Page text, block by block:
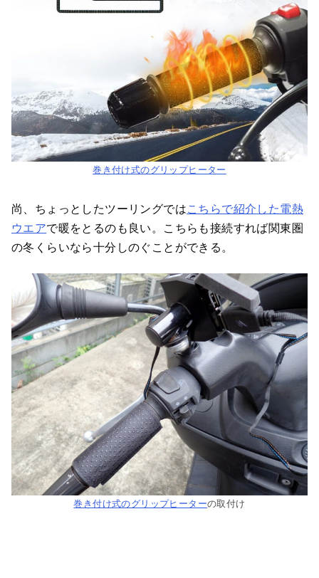
巻き付け式のグリップヒーター
尚、ちょっとしたツーリングではこちらで紹介した電熱
ウエアで暖をとるのも良い。こちらも接続すれば関東圏
の冬くらいなら十分しのぐことができる。
巻き付け式のグリップヒーターの取付け